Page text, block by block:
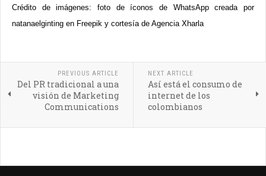
Crédito de imágenes: foto de íconos de WhatsApp creada por
natanaelginting en Freepik y cortesía de Agencia Xharla
PREVIOUS ARTICLE
Del PR tradicional a una
visión de Marketing
Communications
NEXT ARTICLE
Así está el consumo de
internet de los
colombianos